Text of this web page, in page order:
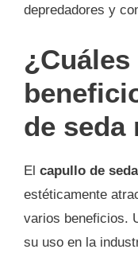
depredadores y
de seda
El capullo de
estéticamente
varios beneficios.
su uso en la